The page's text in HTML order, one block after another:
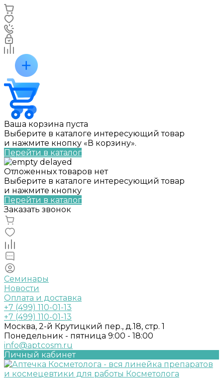
Ваша корзина пуста
Выберите в каталоге интересующий товар
и нажмите кнопку «В корзину».
Перейти в каталог
Отложенных товаров нет
Выберите в каталоге интересующий товар
и нажмите кнопку
Перейти в каталог
Заказать звонок
Семинары
Новости
Оплата и доставка
+7 (499) 110-01-13
+7 (499) 110-01-13
Москва, 2-й Крутицкий пер., д.18, стр. 1
Понедельник - пятница 9:00 - 18:00
info@aptcosm.ru
Личный кабинет